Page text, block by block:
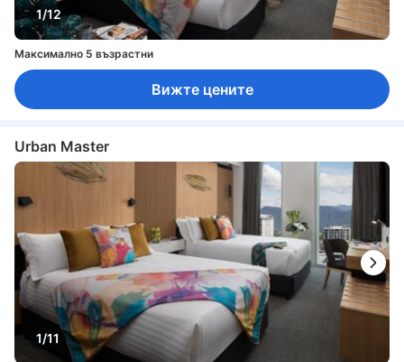
1/12
Максимално 5 възрастни
Вижте цените
Urban Master
1/11